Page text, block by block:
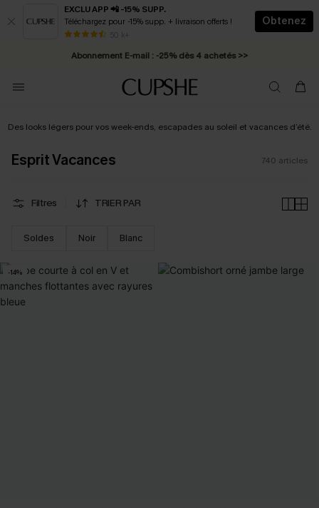
EXCLU APP 📲 -15% SUPP.
Téléchargez pour -15% supp. + livraison offerts !
50 k+
Obtenez
* Livraison éclair 2-3 jours ouvrés >>
Abonnement E-mail : -25% dès 4 achetés >>
Des looks légers pour vos week-ends, escapades au soleil et vacances d’été.
Esprit Vacances 740 articles
Filtres TRIER PAR
Soldes Noir Blanc
-14%